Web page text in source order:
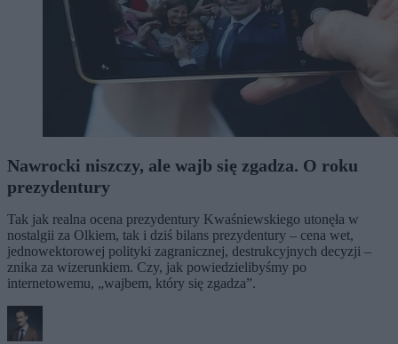
Nawrocki niszczy, ale wajb się zgadza. O roku
prezydentury
Tak jak realna ocena prezydentury Kwaśniewskiego utonęła w
nostalgii za Olkiem, tak i dziś bilans prezydentury – cena wet,
jednowektorowej polityki zagranicznej, destrukcyjnych decyzji –
znika za wizerunkiem. Czy, jak powiedzielibyśmy po
internetowemu, „wajbem, który się zgadza”.